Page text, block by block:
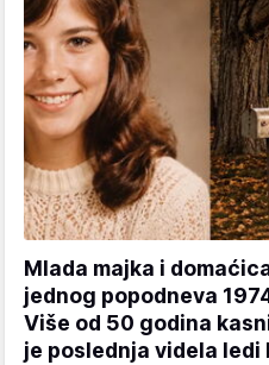
Mlada majka i
jednog popodneva
Više od 50 godina
je poslednja videla ledi